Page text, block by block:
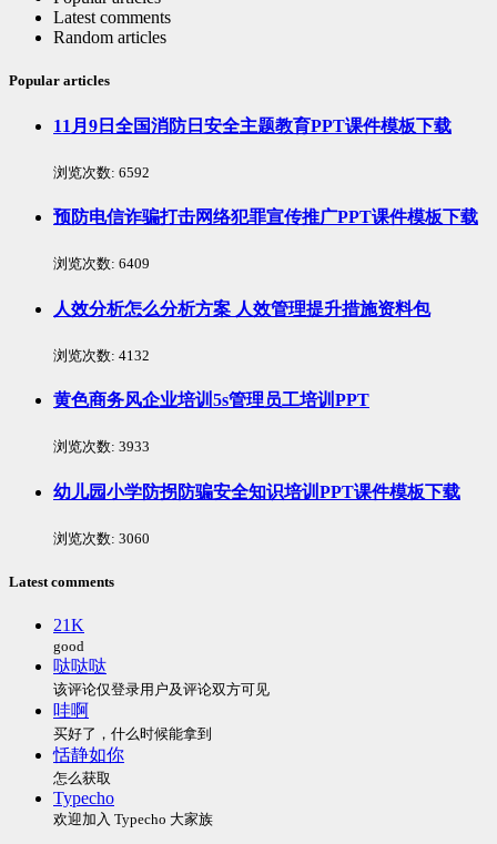
Latest comments
Random articles
Popular articles
11月9日全国消防日安全主题教育PPT课件模板下载
浏览次数: 6592
预防电信诈骗打击网络犯罪宣传推广PPT课件模板下载
浏览次数: 6409
人效分析怎么分析方案 人效管理提升措施资料包
浏览次数: 4132
黄色商务风企业培训5s管理员工培训PPT
浏览次数: 3933
幼儿园小学防拐防骗安全知识培训PPT课件模板下载
浏览次数: 3060
Latest comments
21K
good
哒哒哒
该评论仅登录用户及评论双方可见
哇啊
买好了，什么时候能拿到
恬静如你
怎么获取
Typecho
欢迎加入 Typecho 大家族